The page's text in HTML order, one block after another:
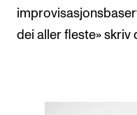
dei aller fleste» skriv